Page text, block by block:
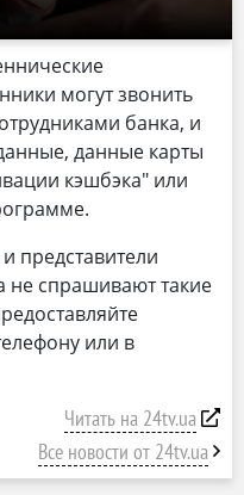
могут звонить
банка, и
данные карты
кэшбэка" или
представители
не спрашивают такие
или в
Читать на 24tv.ua
Все новости от 24tv.ua